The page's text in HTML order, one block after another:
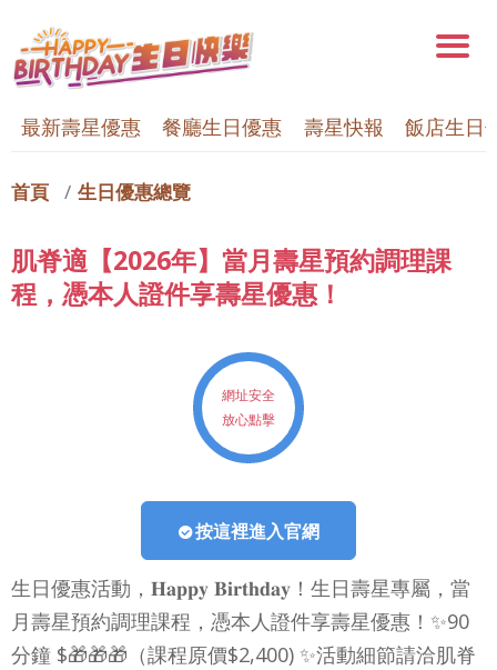
最新壽星優惠 餐廳生日優惠 壽星快報 飯店生日
首頁 生日優惠總覽
肌脊適【2026年】當月壽星預約調理課
程，憑本人證件享壽星優惠！
網址安全
放心點擊
按這裡進入官網
生日優惠活動，𝐇𝐚𝐩𝐩𝐲 𝐁𝐢𝐫𝐭𝐡𝐝𝐚𝐲！生日壽星專屬，當
月壽星預約調理課程，憑本人證件享壽星優惠！✨90
分鐘 $🎁🎁🎁（課程原價$2,400) ✨活動細節請洽肌脊